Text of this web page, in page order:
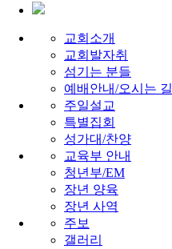
교회소개
교회발자취
섬기는 분들
예배안내/오시는 길
주일설교
특별집회
성가대/찬양
교육부 안내
청년부/EM
장년 양육
장년 사역
주보
갤러리